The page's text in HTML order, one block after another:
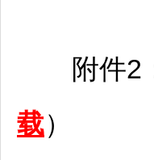
附件2：
载）